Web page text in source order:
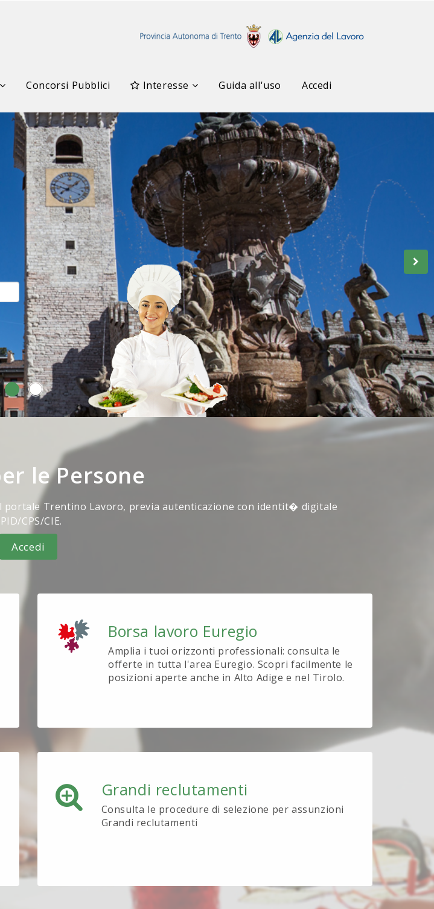
Concorsi Pubblici Interesse Guida all'uso Accedi
le Persone
Trentino Lavoro, previa autenticazione con identit� digitale
CPS/CIE.
Accedi
Borsa lavoro Euregio
Amplia i tuoi orizzonti professionali: consulta le
offerte in tutta l'area Euregio. Scopri facilmente le
posizioni aperte anche in Alto Adige e nel Tirolo.
Grandi reclutamenti
Consulta le procedure di selezione per assunzioni
Grandi reclutamenti